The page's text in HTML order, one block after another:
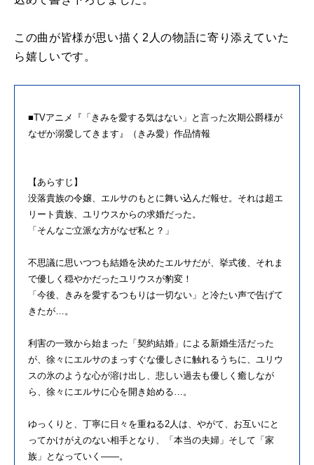
この曲が皆様が思い描く2人の物語に寄り添えていた
ら嬉しいです。
■TVアニメ『「きみを愛する気はない」と言った次期公爵様が
なぜか溺愛してきます』（きみ愛）作品情報
【あらすじ】
没落貴族の令嬢、エルサのもとに舞い込んだ報せ。それは超エ
リート貴族、ユリウスからの求婚だった。
「そんなご立派な方がなぜ私と？」
不思議に思いつつも結婚を決めたエルサだが、挙式後、それま
で優しく穏やかだったユリウスが豹変！
「今後、きみを愛するつもりは一切ない」と冷たい声で告げて
きたが…。
利害の一致から始まった「契約結婚」による新婚生活だった
が、徐々にエルサのまっすぐな優しさに触れるうちに、ユリウ
スの氷のような心が溶け出し、悲しい過去も優しく癒しなが
ら、徐々にエルサに心を開き始める…。
ゆっくりと、丁寧に日々を重ねる2人は、やがて、お互いにと
ってかけがえのない相手となり、「本当の夫婦」そして「家
族」となっていく――。